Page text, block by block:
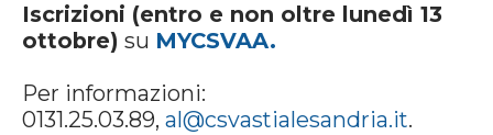
Iscrizioni (entro e non oltre lunedì 13
ottobre) su MYCSVAA.
Per informazioni:
0131.25.03.89, al@csvastialesandria.it.